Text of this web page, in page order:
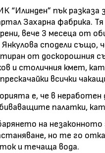
“Илинден” пък разказа
Захарна фабрика.
вече 3 месеца от
сподели също,
от доскорошния
и столичния кмет,
всички
е, че в неработен
палатки,
на
но те го
и течаща вода.